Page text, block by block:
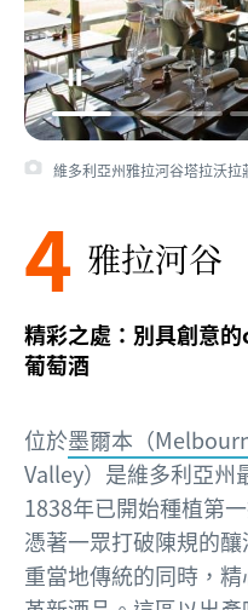
維多利亞州雅拉河谷塔拉沃
4 雅拉河谷
精彩之處：別具創意
葡萄酒
位於墨爾本（
Valley）是維多利亞州
1838年已開始種植第
憑著一眾打破陳規的
重當地傳統的同時，